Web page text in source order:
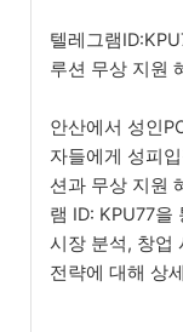
텔레그램
루션 무상 지원
안산에서 성인
자들에게 성피
션과 무상 지원
램 ID: KPU77을
시장 분석, 창업
전략에 대해 상